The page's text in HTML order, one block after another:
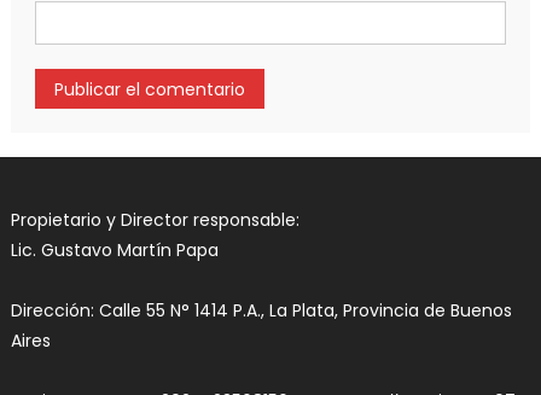
Propietario y Director responsable:
Lic. Gustavo Martín Papa
Dirección: Calle 55 N° 1414 P.A., La Plata, Provincia de Buenos
Aires